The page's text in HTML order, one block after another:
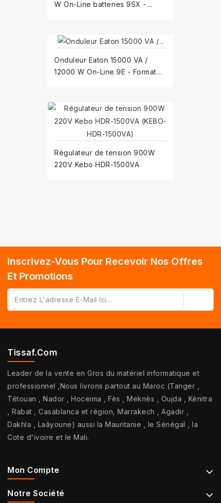
W On-Line batteries 9SX -
Onduleur Eaton 15000 VA /
12000 W On-Line 9E - Format
Régulateur de tension 900W
220V Kebo HDR-1500VA
Inscrivez-Vous Pour Recevoir Nos Offres
Et Promotions
Tissaf.com
Leader de la vente en Gros du matériel informatique et
professionnel ,Nous livrons partout au Maroc (Tanger ,
Tétouan , Nador , Hoceima , Fès , Meknès , Oujda , Kénitra
, Rabat , Casablanca et région, Marrakech , Agadir ,
Dakhla , Laâyoune) aussi la Mauritanie , le Sénégal , la
Cote d'ivoire et le Mali.
Mon Compte
Notre Société